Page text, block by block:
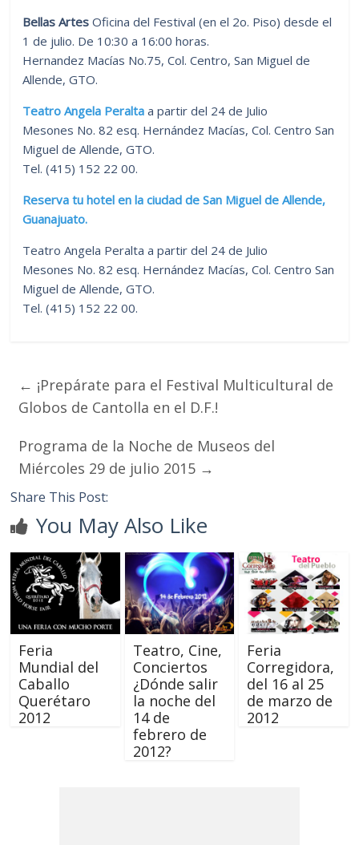
Bellas Artes Oficina del Festival (en el 2o. Piso) desde el
1 de julio. De 10:30 a 16:00 horas.
Hernandez Macías No.75, Col. Centro, San Miguel de
Allende, GTO.
Teatro Angela Peralta a partir del 24 de Julio
Mesones No. 82 esq. Hernández Macías, Col. Centro San
Miguel de Allende, GTO.
Tel. (415) 152 22 00.
Reserva tu hotel en la ciudad de San Miguel de Allende,
Guanajuato.
Teatro Angela Peralta a partir del 24 de Julio
Mesones No. 82 esq. Hernández Macías, Col. Centro San
Miguel de Allende, GTO.
Tel. (415) 152 22 00.
← ¡Prepárate para el Festival Multicultural de
Globos de Cantolla en el D.F.!
Programa de la Noche de Museos del
Miércoles 29 de julio 2015 →
Share This Post:
You May Also Like
Feria
Mundial del
Caballo
Querétaro
2012
Teatro, Cine,
Conciertos
¿Dónde salir
la noche del
14 de
febrero de
2012?
Feria
Corregidora,
del 16 al 25
de marzo de
2012